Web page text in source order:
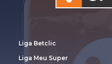
Liga Betclic
Liga Meu Super